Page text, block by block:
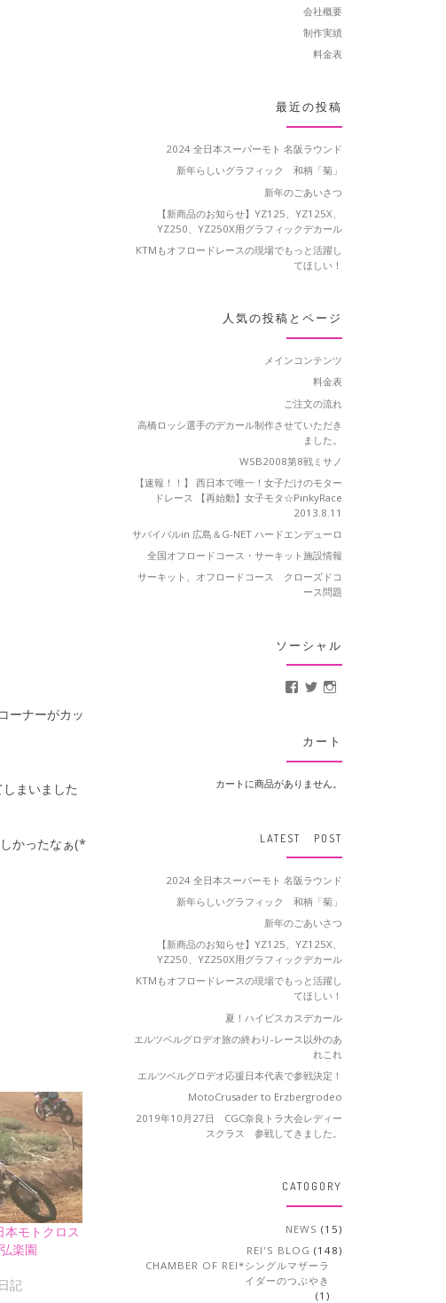
ーナーがカッ
まいました
かったなぁ(*
モトクロス
楽園
記
会社概要
制作実績
料金表
最近の投稿
2024 全日本スーパーモト 名阪ラウンド
新年らしいグラフィック 和柄「菊」
新年のごあいさつ
【新商品のお知らせ】YZ125、YZ125X、
YZ250、YZ250X用グラフィックデカール
KTMもオフロードレースの現場でもっと活躍し
てほしい！
人気の投稿とページ
メインコンテンツ
料金表
ご注文の流れ
高橋ロッシ選手のデカール制作させていただき
ました。
WSB2008第8戦ミサノ
【速報！！】 西日本で唯一！女子だけのモター
ドレース 【再始動】女子モタ☆PinkyRace
2013.8.11
サバイバルin 広島＆G-NET ハードエンデューロ
全国オフロードコース・サーキット施設情報
サーキット、オフロードコース クローズドコ
ース問題
ソーシャル
MotoCrusader さんのプ
@MotoCrusader さ
カート
カートに商品がありません。
LATEST POST
2024 全日本スーパーモト 名阪ラウンド
新年らしいグラフィック 和柄「菊」
新年のごあいさつ
【新商品のお知らせ】YZ125、YZ125X、
YZ250、YZ250X用グラフィックデカール
KTMもオフロードレースの現場でもっと活躍し
てほしい！
夏！ハイビスカスデカール
エルツベルグロデオ旅の終わり-レース以外のあ
れこれ
エルツベルグロデオ応援日本代表で参戦決定！
MotoCrusader to Erzbergrodeo
2019年10月27日 CGC奈良トラ大会レディー
スクラス 参戦してきました。
CATOGORY
NEWS (15)
REI'S BLOG (148)
CHAMBER OF REI*シングルマザーラ
イダーのつぶやき
(1)